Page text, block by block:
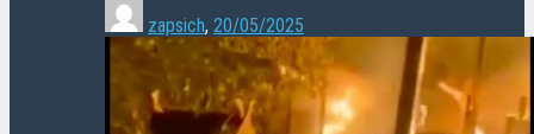
zapsich, 20/05/2025